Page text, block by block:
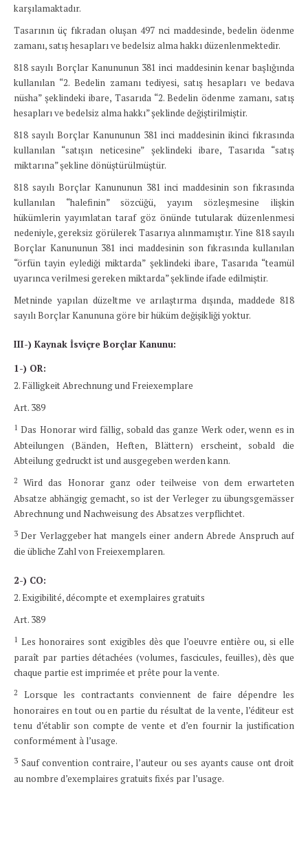
karşılamaktadır.
Tasarının üç fıkradan oluşan 497 nci maddesinde, bedelin ödenme
zamanı, satış hesapları ve bedelsiz alma hakkı düzenlenmektedir.
818 sayılı Borçlar Kanununun 381 inci maddesinin kenar başlığında
kullanılan “2. Bedelin zamanı tediyesi, satış hesapları ve bedava
nüsha” şeklindeki ibare, Tasarıda “2. Bedelin ödenme zamanı, satış
hesapları ve bedelsiz alma hakkı” şeklinde değiştirilmiştir.
818 sayılı Borçlar Kanununun 381 inci maddesinin ikinci fıkrasında
kullanılan “satışın neticesine” şeklindeki ibare, Tasarıda “satış
miktarına” şekline dönüştürülmüştür.
818 sayılı Borçlar Kanununun 381 inci maddesinin son fıkrasında
kullanılan “halefinin” sözcüğü, yayım sözleşmesine ilişkin
hükümlerin yayımlatan taraf göz önünde tutularak düzenlenmesi
nedeniyle, gereksiz görülerek Tasarıya alınmamıştır. Yine 818 sayılı
Borçlar Kanununun 381 inci maddesinin son fıkrasında kullanılan
“örfün tayin eylediği miktarda” şeklindeki ibare, Tasarıda “teamül
uyarınca verilmesi gereken miktarda” şeklinde ifade edilmiştir.
Metninde yapılan düzeltme ve arılaştırma dışında, maddede 818
sayılı Borçlar Kanununa göre bir hüküm değişikliği yoktur.
III-) Kaynak İsviçre Borçlar Kanunu:
1-) OR:
2. Fälligkeit Abrechnung und Freiexemplare
Art. 389
1 Das Honorar wird fällig, sobald das ganze Werk oder, wenn es in
Abteilungen (Bänden, Heften, Blättern) erscheint, sobald die
Abteilung gedruckt ist und ausgegeben werden kann.
2 Wird das Honorar ganz oder teilweise von dem erwarteten
Absatze abhängig gemacht, so ist der Verleger zu übungsgemässer
Abrechnung und Nachweisung des Absatzes verpflichtet.
3 Der Verlaggeber hat mangels einer andern Abrede Anspruch auf
die übliche Zahl von Freiexemplaren.
2-) CO:
2. Exigibilité, décompte et exemplaires gratuits
Art. 389
1 Les honoraires sont exigibles dès que l’oeuvre entière ou, si elle
paraît par parties détachées (volumes, fascicules, feuilles), dès que
chaque partie est imprimée et prête pour la vente.
2
Lorsque les contractants conviennent de faire dépendre les
honoraires en tout ou en partie du résultat de la vente, l’éditeur est
tenu d’établir son compte de vente et d’en fournir la justification
conformément à l’usage.
3 Sauf convention contraire, l’auteur ou ses ayants cause ont droit
au nombre d’exemplaires gratuits fixés par l’usage.